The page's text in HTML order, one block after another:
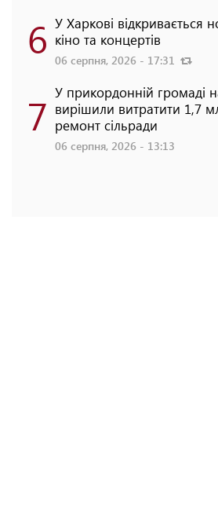
6 У Харкові відкривається
кіно та концертів
06 серпня, 2026 - 17:31
7 У прикордонній громаді
вирішили витратити 1,7
ремонт сільради
06 серпня, 2026 - 13:13